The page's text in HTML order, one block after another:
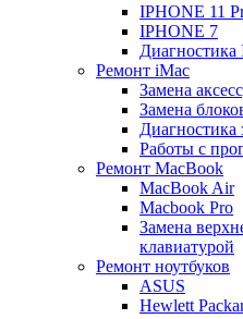
IPHONE 11
IPHONE 7
Диагностика
Ремонт iMac
Замена
Замена
Диагностика
Работы с
Ремонт MacBook
MacBook Air
Macbook Pro
Замена
клавиатурой
Ремонт ноутбуков
ASUS
Hewlett